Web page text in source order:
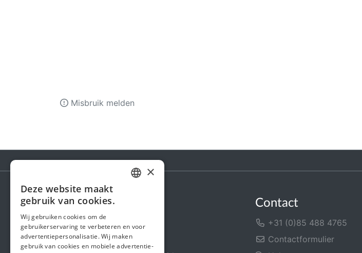
Misbruik melden
Steunactie
Over ons
In de media
Contact
+31 (0)85 488 4765
Contactformulier
ENGLISH
×
Deze website maakt
gebruik van cookies.
Wij gebruiken cookies om de
gebruikerservaring te verbeteren en voor
advertentiepersonalisatie. Wij maken
gebruik van cookies en mobiele advertentie-